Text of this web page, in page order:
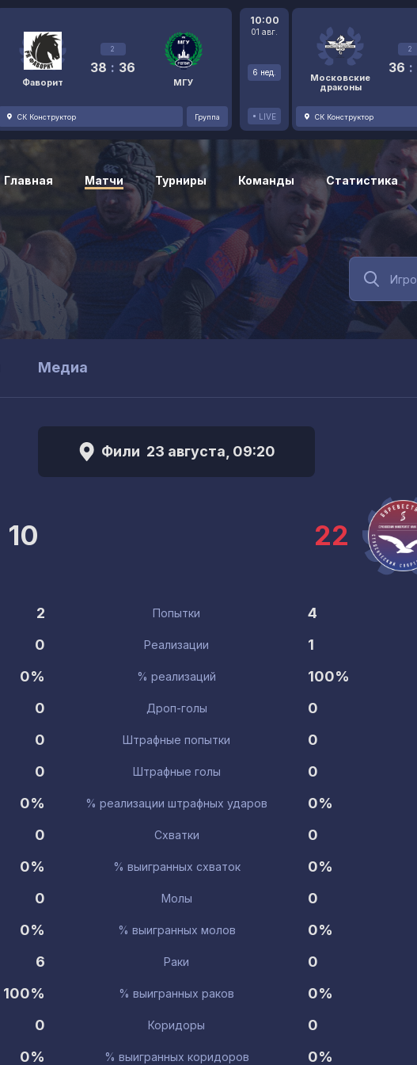
Фаворит
2
38 : 36
МГУ
СК Конструктор Группа
10:00
01 авг.
6 нед.
LIVE
Московские
драконы
2
36 :
СК Конструктор
Главная Матчи Турниры Команды Статистика
Медиа
Фили 23 августа, 09:20
10 22
2 Попытки
4
0
Реализации
1
0%
% реализаций
100%
0
Дроп-голы
0
0
Штрафные попытки
0
0
Штрафные голы
0
0%
% реализации штрафных ударов
0%
0
Схватки
0
0%
% выигранных схваток
0%
0
Молы
0
0%
% выигранных молов
0%
6
Раки
0
100%
% выигранных раков
0%
0
Коридоры
0
0%
% выигранных коридоров 0%